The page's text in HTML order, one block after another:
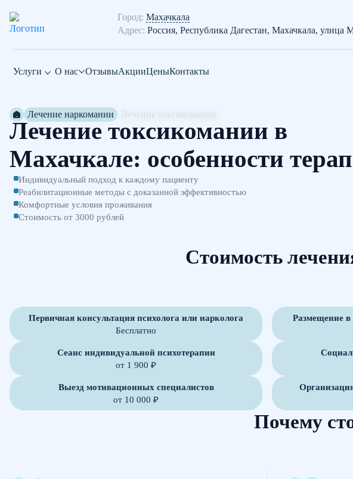
Город: Махачкала
Адрес: Россия, Республика Дагестан, Махачкала, улица
Услуги О нас ОтзывыАкцииЦеныКонтакты
Лечение наркомании
Лечение токсикомании в
Махачкале: особенности
Индивидуальный подход к каждому пациенту
Реабилитационные методы с доказанной эффективностью
Комфортные условия проживания
Стоимость от 3000 рублей
Стоимость
Первичная консультация психолога или нарколога
Бесплатно
Размещение в
Сеанс индивидуальной психотерапии
от 1 900 ₽
Выезд мотивационных специалистов
от 10 000 ₽
Почему